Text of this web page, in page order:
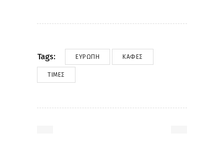
Tags: ΕΥΡΏΠΗ ΚΑΦΈΣ
ΤΙΜΈΣ